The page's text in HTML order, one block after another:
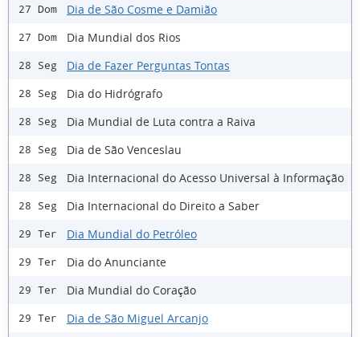
27 Dom Dia de São Cosme e Damião
27 Dom Dia Mundial dos Rios
28 Seg Dia de Fazer Perguntas Tontas
28 Seg Dia do Hidrógrafo
28 Seg Dia Mundial de Luta contra a Raiva
28 Seg Dia de São Venceslau
28 Seg Dia Internacional do Acesso Universal à Informação
28 Seg Dia Internacional do Direito a Saber
29 Ter Dia Mundial do Petróleo
29 Ter Dia do Anunciante
29 Ter Dia Mundial do Coração
29 Ter Dia de São Miguel Arcanjo